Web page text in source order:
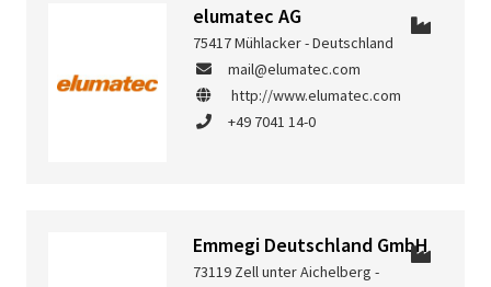
elumatec AG
75417 Mühlacker - Deutschland
mail@elumatec.com
http://www.elumatec.com
+49 7041 14-0
Emmegi Deutschland GmbH
73119 Zell unter Aichelberg -